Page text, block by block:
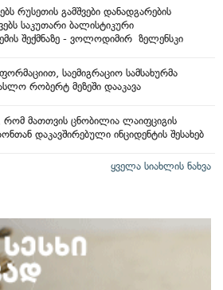
რუსეთის გამშვები დანადგარების
საკუთარი ბალისტიკური
შექმნაზე - ვოლოდიმირ ზელენსკი
საემიგრაციო სამსახურმა
რობერტ მეზეში დააკავა
რომ მათთვის ცნობილია ლაიფციგის
დაკავშირებული ინციდენტის შესახებ
ყველა სიახლის ნახვა